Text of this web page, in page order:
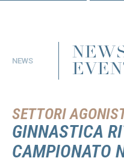
NEWS
SETTORI
GINNASTICA
CAMPIONATO